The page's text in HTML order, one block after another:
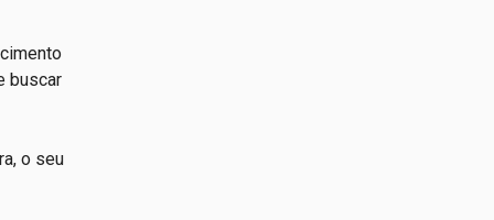
buscar
o seu